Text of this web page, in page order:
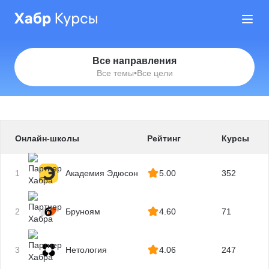
Все направления
Все темы•Все цели
Онлайн-школы Рейтинг Курсы
1 Академия Эдюсон 5.00 352
2 Бруноям 4.60 71
3 Нетология 4.06 247